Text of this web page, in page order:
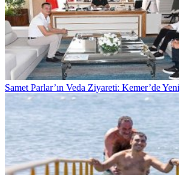
Samet Parlar’ın Veda Ziyareti: Kemer’de